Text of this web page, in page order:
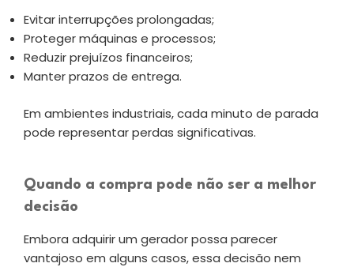
Evitar interrupções prolongadas;
Proteger máquinas e processos;
Reduzir prejuízos financeiros;
Manter prazos de entrega.
Em ambientes industriais, cada minuto de parada
pode representar perdas significativas.
Quando a compra pode não ser a melhor
decisão
Embora adquirir um gerador possa parecer
vantajoso em alguns casos, essa decisão nem